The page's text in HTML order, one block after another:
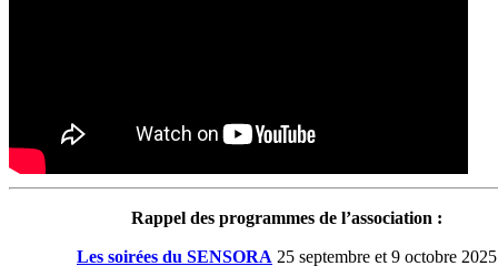
Rappel des programmes de l’association :
Les soirées du SENSORA 25 septembre et 9 octobre 2025